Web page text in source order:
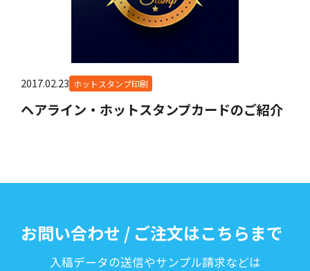
2017.02.23 ホットスタンプ印刷
ヘアライン・ホットスタンプカードのご紹介
お問い合わせ / ご注文はこちらまで
入稿データの送信やサンプル請求などは